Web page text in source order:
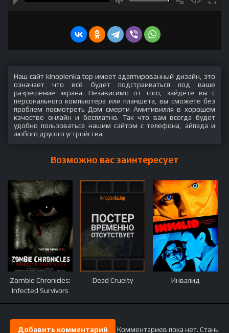
Наш сайт kinoplenka.top имеет адаптированный дизайн, это
означает что всё будет подстраиваться под ваше
разрешение экрана. Независимо от того, зайдете вы с
персонального компьютера или планшета, вы сможете без
проблем посмотреть Дом смерти Амитивилля в хорошем
качестве онлайн и бесплатно. Так что вам всегда будет
удобно пользоваться нашим сайтом с телефона, айпада и
любого другого устройства.
Возможно вас заинтересует
Zombie Chronicles:
Infected Survivors
Dead Cruelty Инвалид
Добавить комментарий Комментариев пока нет. Стань